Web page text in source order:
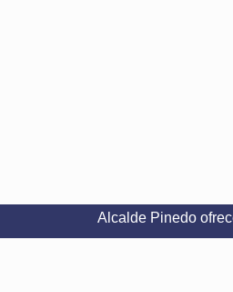
Alcalde Pinedo ofrece nuevo